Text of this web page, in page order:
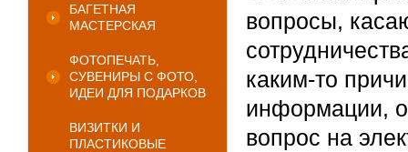
БАГЕТНАЯ
МАСТЕРСКАЯ
ФОТОПЕЧАТЬ,
СУВЕНИРЫ С ФОТО,
ИДЕИ ДЛЯ ПОДАРКОВ
ВИЗИТКИ И
ПЛАСТИКОВЫЕ
вопросы,
каким-то
информации,
вопрос на